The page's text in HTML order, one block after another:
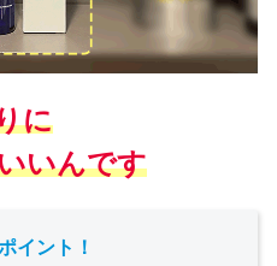
に
いんです
イント！